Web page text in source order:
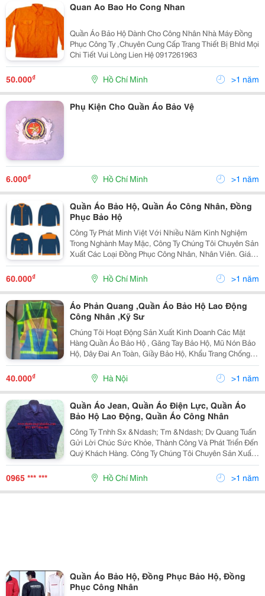
Quan Ao Bao Ho Cong Nhan
Quần Áo Bảo Hộ Dành Cho Công Nhân Nhà Máy Đồng
Phục Công Ty ,Chuyên Cung Cấp Trang Thiết Bị Bhld Mọi
Chi Tiết Vui Lòng Lien Hệ 0917261963
50.000₫ Hồ Chí Minh >1 năm
Phụ Kiện Cho Quần Áo Bảo Vệ
6.000₫ Hồ Chí Minh >1 năm
Quần Áo Bảo Hộ, Quần Áo Công Nhân, Đồng
Phục Bảo Hộ
Công Ty Phát Minh Việt Với Nhiều Năm Kinh Nghiệm
Trong Nghành May Mặc, Công Ty Chúng Tôi Chuyên Sản
Xuất Các Loại Đồng Phục Công Nhân, Nhân Viên. Giá
Cả Cạnh Tranh, Chất Lượng, Uy Tín Liên Hệ:
0909228629
60.000₫ Hồ Chí Minh >1 năm
Áo Phản Quang ,Quần Áo Bảo Hộ Lao Động
Công Nhân ,Kỹ Sư
Chúng Tôi Hoạt Động Sản Xuất Kinh Doanh Các Mặt
Hàng Quần Áo Bảo Hộ , Găng Tay Bảo Hộ, Mũ Nón Bảo
Hộ, Dây Đai An Toàn, Giầy Bảo Hộ, Khẩu Trang Chống
Bụi, Phòng Độc&Hellip;Và Rất Rất Nhiều Các Mặt Hàng
Khác Phục Vụ Cho Các Nghành Nghề Xây Dựng, Luyện
40.000₫ Hà Nội >1 năm
Quần Áo Jean, Quần Áo Điện Lực, Quần Áo
Bảo Hộ Lao Động, Quần Áo Công Nhân
Công Ty Tnhh Sx &Ndash; Tm &Ndash; Dv Quang Tuấn
Gửi Lời Chúc Sức Khỏe, Thành Công Và Phát Triển Đến
Quý Khách Hàng. Công Ty Chúng Tôi Chuyên Sản Xuất
Và Cung Ứng Các Mặt Hàng Bảo Hộ Lao Động Như: -
Quần Áo: Quần Áo Bảo Hộ Lao Động, Quần Áo Jean Đ
0965 *** *** Hồ Chí Minh >1 năm
Quần Áo Bảo Hộ, Đồng Phục Bảo Hộ, Đồng
Phục Công Nhân